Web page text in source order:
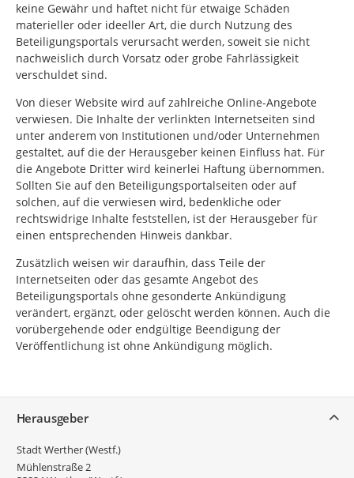
keine Gewähr und haftet nicht für etwaige Schäden
materieller oder ideeller Art, die durch Nutzung des
Beteiligungsportals verursacht werden, soweit sie nicht
nachweislich durch Vorsatz oder grobe Fahrlässigkeit
verschuldet sind.
Von dieser Website wird auf zahlreiche Online-Angebote
verwiesen. Die Inhalte der verlinkten Internetseiten sind
unter anderem von Institutionen und/oder Unternehmen
gestaltet, auf die der Herausgeber keinen Einfluss hat. Für
die Angebote Dritter wird keinerlei Haftung übernommen.
Sollten Sie auf den Beteiligungsportalseiten oder auf
solchen, auf die verwiesen wird, bedenkliche oder
rechtswidrige Inhalte feststellen, ist der Herausgeber für
einen entsprechenden Hinweis dankbar.
Zusätzlich weisen wir daraufhin, dass Teile der
Internetseiten oder das gesamte Angebot des
Beteiligungsportals ohne gesonderte Ankündigung
verändert, ergänzt, oder gelöscht werden können. Auch die
vorübergehende oder endgültige Beendigung der
Veröffentlichung ist ohne Ankündigung möglich.
Herausgeber
Stadt Werther (Westf.)
Mühlenstraße 2